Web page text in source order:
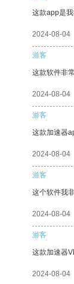
这款app是
2024-08-04
游客
这款软件非
2024-08-04
游客
这款加速器
2024-08-04
游客
这个软件我
2024-08-04
游客
这款加速器
2024-08-04